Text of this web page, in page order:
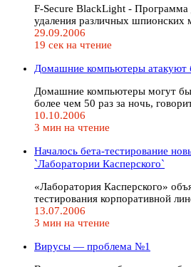
F-Secure BlackLight - Программа
удаления различных
29.09.2006
19 сек на чтение
Домашние компьютеры атакуют
Домашние компьютеры могут
более чем 50 раз за ночь,
10.10.2006
3 мин на чтение
Началось бета-тестирование
`Лаборатории Касперского`
«Лаборатория Касперского»
тестирования корпоративной
13.07.2006
3 мин на чтение
Вирусы — проблема №1